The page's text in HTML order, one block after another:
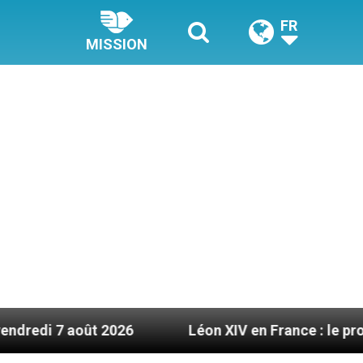
MISSION
FR
2026 Léon XIV en France : le programme